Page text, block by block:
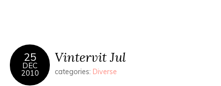
25
DEC
2010
Vintervit Jul
categories: Diverse